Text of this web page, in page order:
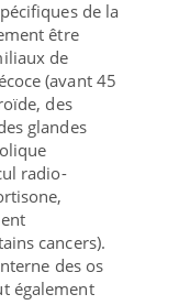
de la
être
de
(avant 45
des
glandes
radio-
cancers).
des os
également